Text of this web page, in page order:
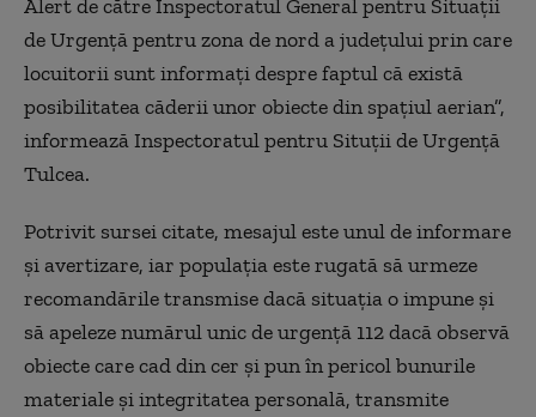
Alert de către Inspectoratul General pentru Situaţii
de Urgenţă pentru zona de nord a judeţului prin care
locuitorii sunt informaţi despre faptul că există
posibilitatea căderii unor obiecte din spaţiul aerian”,
informează Inspectoratul pentru Situţii de Urgenţă
Tulcea.
Potrivit sursei citate, mesajul este unul de informare
şi avertizare, iar populaţia este rugată să urmeze
recomandările transmise dacă situaţia o impune şi
să apeleze numărul unic de urgenţă 112 dacă observă
obiecte care cad din cer şi pun în pericol bunurile
materiale şi integritatea personală, transmite